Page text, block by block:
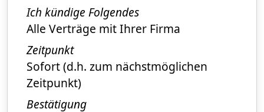
Ich kündige Folgendes
Alle Verträge mit Ihrer Firma
Zeitpunkt
Sofort (d.h. zum nächstmöglichen
Zeitpunkt)
Bestätigung